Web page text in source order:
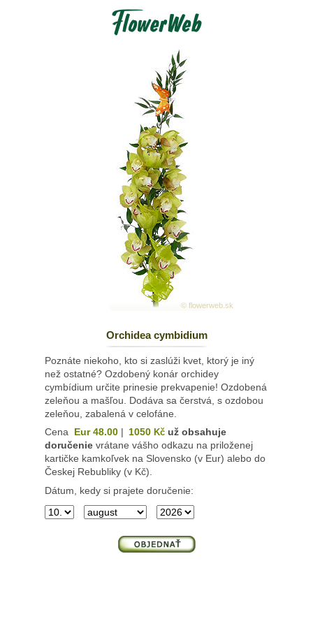
© flowerweb.sk
Orchidea cymbidium
Poznáte niekoho, kto si zaslúži kvet, ktorý je iný
než ostatné? Ozdobený konár orchidey
cymbídium určite prinesie prekvapenie! Ozdobená
zeleňou a mašľou. Dodáva sa čerstvá, s ozdobou
zeleňou, zabalená v celofáne.
Cena
Eur 48.00| 1050 Kč už obsahuje
doručenie vrátane vášho odkazu na priloženej
kartičke kamkoľvek na Slovensko (v Eur) alebo do
Českej Rebubliky (v Kč).
Dátum, kedy si prajete doručenie: